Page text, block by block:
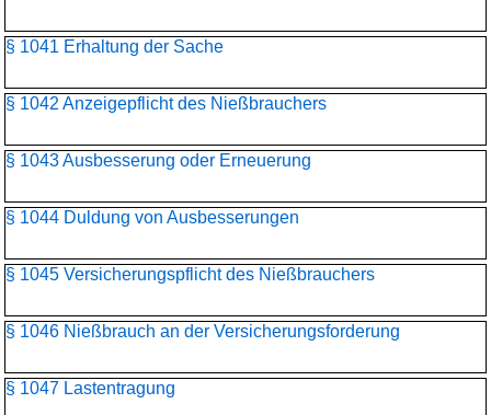
§ 1041 Erhaltung der Sache
§ 1042 Anzeigepflicht des Nießbrauchers
§ 1043 Ausbesserung oder Erneuerung
§ 1044 Duldung von Ausbesserungen
§ 1045 Versicherungspflicht des Nießbrauchers
§ 1046 Nießbrauch an der Versicherungsforderung
§ 1047 Lastentragung